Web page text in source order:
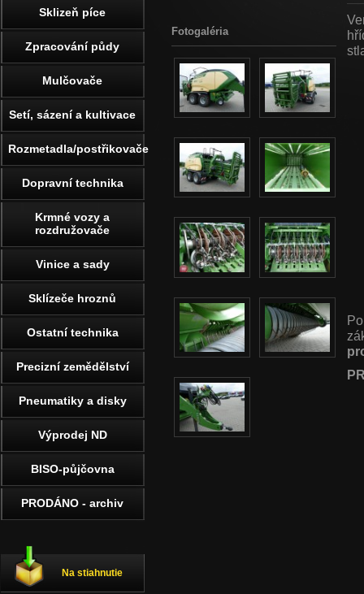
Fotogaléria
Sklizeň píce
Zpracování půdy
Mulčovače
Setí, sázení a kultivace
Rozmetadla/postřikovače
Dopravní technika
Krmné vozy a
rozdružovače
Vinice a sady
Sklízeče hroznů
Ostatní technika
Precizní zemědělství
Pneumatiky a disky
Výprodej ND
BISO-půjčovna
PRODÁNO - archiv
Na stiahnutie